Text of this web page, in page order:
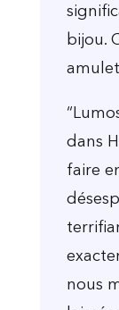
bijou.
dans
faire
nous